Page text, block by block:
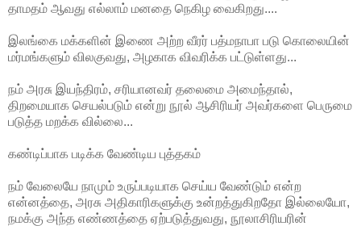
தாமதம் ஆவது எல்லாம் மனதை நெகிழ வைகிறது....
இலங்கை மக்களின் இணை அற்ற வீரர் பத்மநாபா படு கொலையின்
மர்மங்களும் விலகுவது, அழகாக விவரிக்க பட்டுள்ளது...
நம் அரசு இயந்திரம், சரியானவர் தலைமை அமைந்தால்,
திறமையாக செயல்படும் என்று நூல் ஆசிரியர் அவர்களை பெருமை
படுத்த மறக்க வில்லை...
கண்டிப்பாக படிக்க வேண்டிய புத்தகம்
நம் வேலையே நாமும் உருப்படியாக செய்ய வேண்டும் என்ற
என்னத்தை, அரசு அதிகாரிகளுக்கு உன்றத்துகிறதோ இல்லையோ,
நமக்கு அந்த எண்ணத்தை ஏற்படுத்துவது, நூலாசிரியரின்